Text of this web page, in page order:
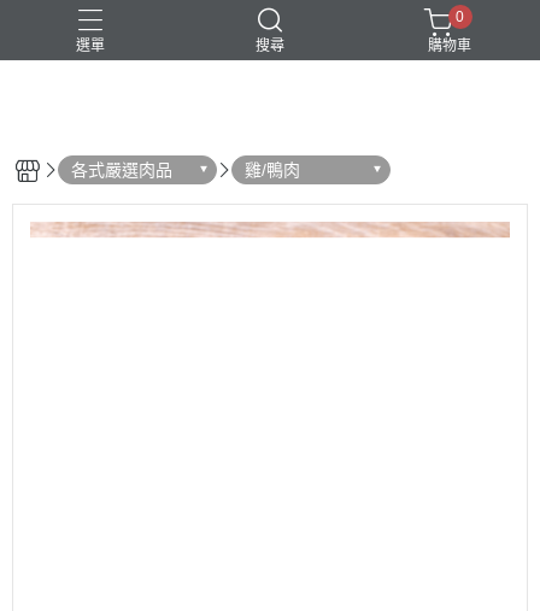
選單 搜尋
新品上市
0
購物車
各式嚴選肉品 雞/鴨肉